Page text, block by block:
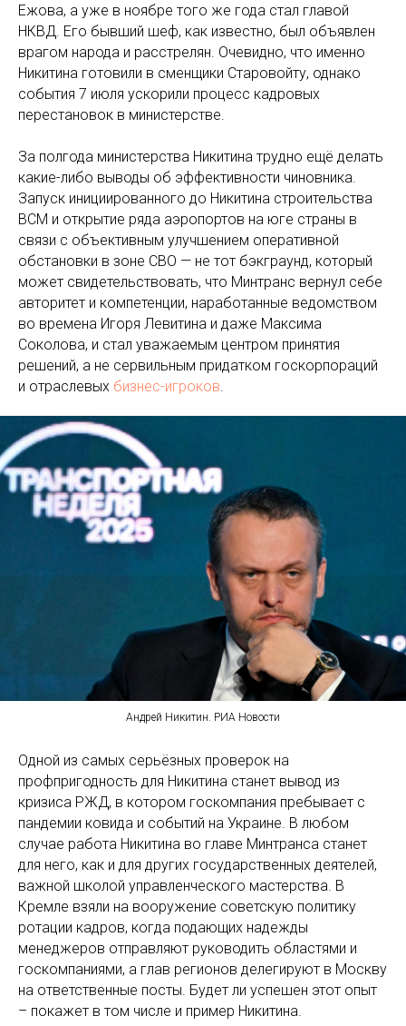
Ежова, а уже в ноябре того же года стал главой
НКВД. Его бывший шеф, как известно, был объявлен
врагом народа и расстрелян. Очевидно, что именно
Никитина готовили в сменщики Старовойту, однако
события 7 июля ускорили процесс кадровых
перестановок в министерстве.
За полгода министерства Никитина трудно ещё делать
какие-либо выводы об эффективности чиновника.
Запуск инициированного до Никитина строительства
ВСМ и открытие ряда аэропортов на юге страны в
связи с объективным улучшением оперативной
обстановки в зоне СВО — не тот бэкграунд, который
может свидетельствовать, что Минтранс вернул себе
авторитет и компетенции, наработанные ведомством
во времена Игоря Левитина и даже Максима
Соколова, и стал уважаемым центром принятия
решений, а не сервильным придатком госкорпораций
и отраслевых бизнес-игроков.
Андрей Никитин. РИА Новости
Одной из самых серьёзных проверок на
профпригодность для Никитина станет вывод из
кризиса РЖД, в котором госкомпания пребывает с
пандемии ковида и событий на Украине. В любом
случае работа Никитина во главе Минтранса станет
для него, как и для других государственных деятелей,
важной школой управленческого мастерства. В
Кремле взяли на вооружение советскую политику
ротации кадров, когда подающих надежды
менеджеров отправляют руководить областями и
госкомпаниями, а глав регионов делегируют в Москву
на ответственные посты. Будет ли успешен этот опыт
– покажет в том числе и пример Никитина.